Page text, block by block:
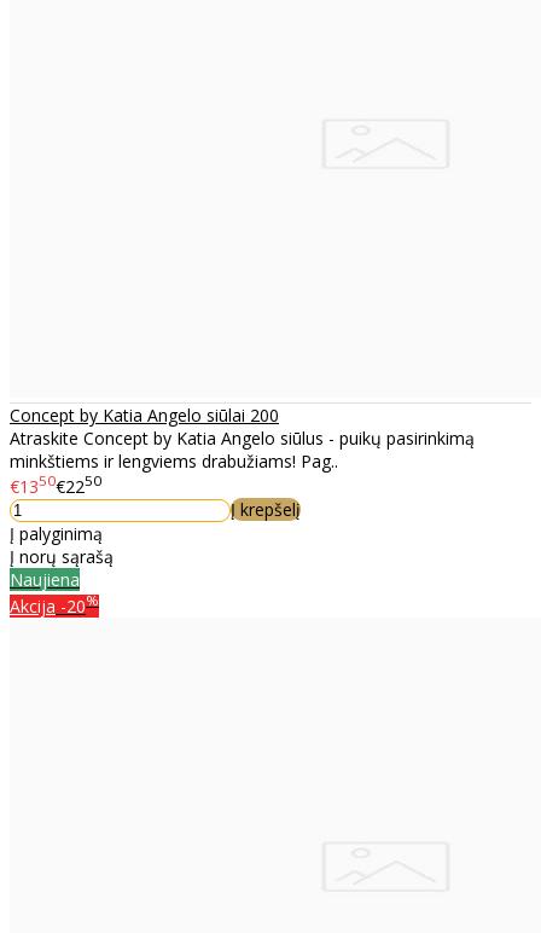
Concept by Katia Angelo siūlai 200
Atraskite Concept by Katia Angelo siūlus - puikų pasirinkimą
minkštiems ir lengviems drabužiams! Pag..
€1350€2250
Į krepšelį
Į palyginimą
Į norų sąrašą
Naujiena
Akcija -20%